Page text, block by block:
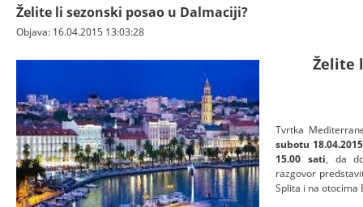
Želite li sezonski posao u Dalmaciji?
Objava: 16.04.2015 13:03:28
Želite
Tvrtka
subotu
15.00 sati, da
razgovor
Splita i na otocima